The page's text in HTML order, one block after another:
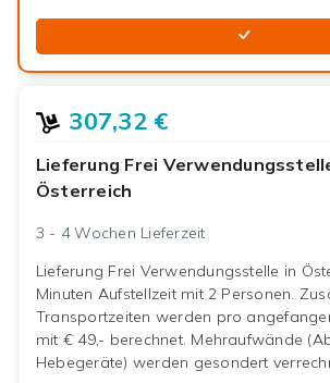
307,32 €
Lieferung Frei
Österreich
3 - 4 Wochen Lieferzeit
Lieferung Frei Verwendungsstelle in
Minuten Aufstellzeit mit 2 Personen.
Transportzeiten werden pro
mit € 49,- berechnet. Mehraufwände
Hebegeräte) werden gesondert